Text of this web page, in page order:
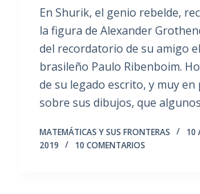
En Shurik, el genio rebelde,
la figura de Alexander
del recordatorio de su amigo
brasileño Paulo Ribenboim.
de su legado escrito, y muy
sobre sus dibujos, que
MATEMÁTICAS Y SUS FRONTERAS
10
2019
10 COMENTARIOS